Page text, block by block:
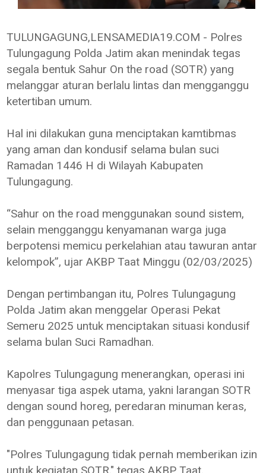
TULUNGAGUNG,LENSAMEDIA19.COM - Polres
Tulungagung Polda Jatim akan menindak tegas
segala bentuk Sahur On the road (SOTR) yang
melanggar aturan berlalu lintas dan mengganggu
ketertiban umum.
Hal ini dilakukan guna menciptakan kamtibmas
yang aman dan kondusif selama bulan suci
Ramadan 1446 H di Wilayah Kabupaten
Tulungagung.
“Sahur on the road menggunakan sound sistem,
selain mengganggu kenyamanan warga juga
berpotensi memicu perkelahian atau tawuran antar
kelompok”, ujar AKBP Taat Minggu (02/03/2025)
Dengan pertimbangan itu, Polres Tulungagung
Polda Jatim akan menggelar Operasi Pekat
Semeru 2025 untuk menciptakan situasi kondusif
selama bulan Suci Ramadhan.
Kapolres Tulungagung menerangkan, operasi ini
menyasar tiga aspek utama, yakni larangan SOTR
dengan sound horeg, peredaran minuman keras,
dan penggunaan petasan.
"Polres Tulungagung tidak pernah memberikan izin
untuk kegiatan SOTR," tegas AKBP Taat.